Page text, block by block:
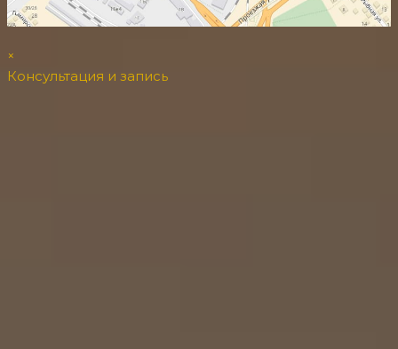
×
Консультация и запись